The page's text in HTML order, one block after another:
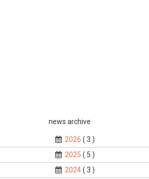
news archive
2026 ( 3 )
2025 ( 5 )
2024 ( 3 )